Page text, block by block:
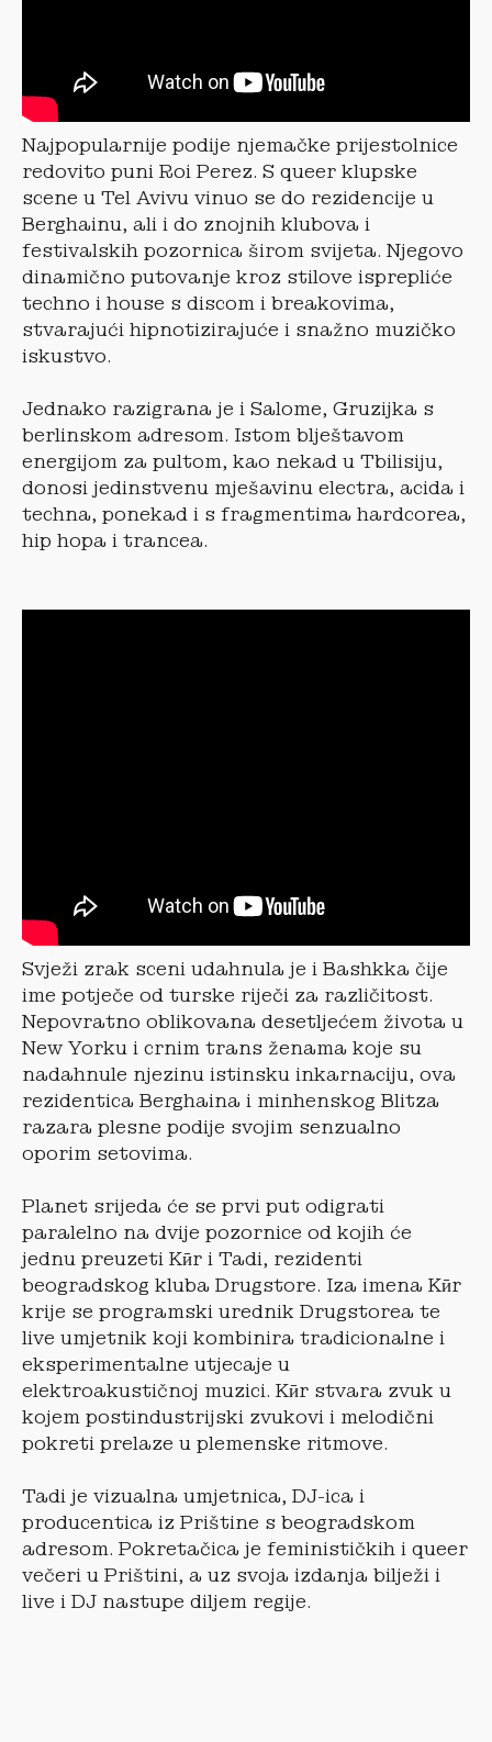
Najpopularnije podije njemačke prijestolnice
redovito puni Roi Perez. S queer klupske
scene u Tel Avivu vinuo se do rezidencije u
Berghainu, ali i do znojnih klubova i
festivalskih pozornica širom svijeta. Njegovo
dinamično putovanje kroz stilove isprepliće
techno i house s discom i breakovima,
stvarajući hipnotizirajuće i snažno muzičko
iskustvo.
Jednako razigrana je i Salome, Gruzijka s
berlinskom adresom. Istom blještavom
energijom za pultom, kao nekad u Tbilisiju,
donosi jedinstvenu mješavinu electra, acida i
techna, ponekad i s fragmentima hardcorea,
hip hopa i trancea.
Svježi zrak sceni udahnula je i Bashkka čije
ime potječe od turske riječi za različitost.
Nepovratno oblikovana desetljećem života u
New Yorku i crnim trans ženama koje su
nadahnule njezinu istinsku inkarnaciju, ova
rezidentica Berghaina i minhenskog Blitza
razara plesne podije svojim senzualno
oporim setovima.
Planet srijeda će se prvi put odigrati
paralelno na dvije pozornice od kojih će
jednu preuzeti Kӣr i Tadi, rezidenti
beogradskog kluba Drugstore. Iza imena Kӣr
krije se programski urednik Drugstorea te
live umjetnik koji kombinira tradicionalne i
eksperimentalne utjecaje u
elektroakustičnoj muzici. Kӣr stvara zvuk u
kojem postindustrijski zvukovi i melodični
pokreti prelaze u plemenske ritmove.
Tadi je vizualna umjetnica, DJ-ica i
producentica iz Prištine s beogradskom
adresom. Pokretačica je feminističkih i queer
večeri u Prištini, a uz svoja izdanja bilježi i
live i DJ nastupe diljem regije.